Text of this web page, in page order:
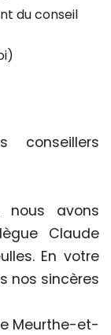
du conseil
conseillers
nous avons
Claude
En votre
nos sincères
Meurthe-et-